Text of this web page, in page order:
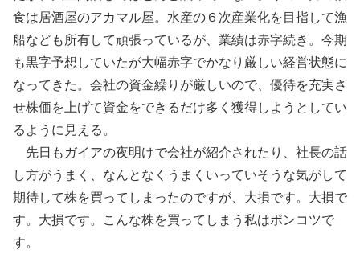
食は居酒屋のアカマル屋。水産の６次産業化を目指して漁
船なども所有して頑張っているが、業績は赤字続き。今期
も黒字予想していたが大幅赤字でかなり厳しい経営状態に
なってきた。会社の資金繰りが厳しいので、優待を充実さ
せ株価を上げて資金をできるだけ多く獲得しようとしてい
るように見える。
先日もガイアの夜明けで会社が紹介されたり、社長の話
し方がうまく、なんとなくうまくいっていそうな気がして
期待して株を買ってしまったのですが、大損です。大損で
す。大損です。こんな株を買ってしまう私はポンコツで
す。